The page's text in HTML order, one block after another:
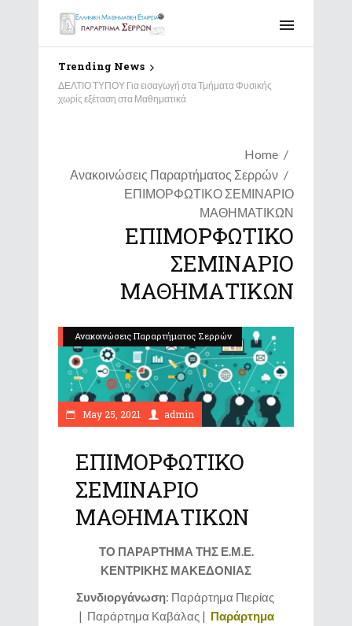
Trending News
ΔΕΛΤΙΟ ΤΥΠΟΥ Για εισαγωγή στα Τμήματα Φυσικής
χωρίς εξέταση στα Μαθηματικά
Home
Ανακοινώσεις Παραρτήματος Σερρών
ΕΠΙΜΟΡΦΩΤΙΚΟ ΣΕΜΙΝΑΡΙΟ
ΜΑΘΗΜΑΤΙΚΩΝ
ΕΠΙΜΟΡΦΩΤΙΚΟ
ΣΕΜΙΝΑΡΙΟ
ΜΑΘΗΜΑΤΙΚΩΝ
Ανακοινώσεις Παραρτήματος Σερρών
May 25, 2021 admin
ΕΠΙΜΟΡΦΩΤΙΚΟ
ΣΕΜΙΝΑΡΙΟ
ΜΑΘΗΜΑΤΙΚΩΝ
ΤΟ ΠΑΡΑΡΤΗΜΑ ΤΗΣ Ε.Μ.Ε.
ΚΕΝΤΡΙΚΗΣ ΜΑΚΕΔΟΝΙΑΣ
Συνδιοργάνωση: Παράρτημα Πιερίας
| Παράρτημα Καβάλας | Παράρτημα